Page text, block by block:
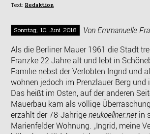
Text: Redaktion
Sonntag, 10. Juni 2018
Von Emmanuelle
Als die Berliner Mauer 1961 die Stadt
Franzke 22 Jahre alt und lebt in
Familie nebst der Verlobten Ingrid und
wohnen jedoch im Prenzlauer Berg und
Das heißt im Osten, auf der anderen
Mauerbau kam als völlige
erzählt der 78-Jährigeneukoellner.netin
Marienfelder Wohnung. „Ingrid, meine